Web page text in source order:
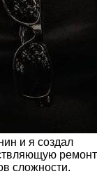
и я создал
ремонт
сложности.